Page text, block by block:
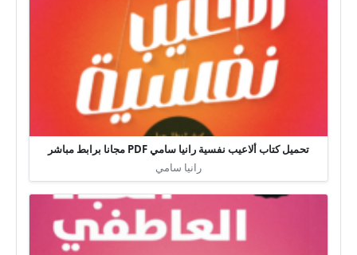
تحميل كتاب ألاعيب نفسية رانيا سامي PDF مجانا برابط مباشر
رانيا سامي